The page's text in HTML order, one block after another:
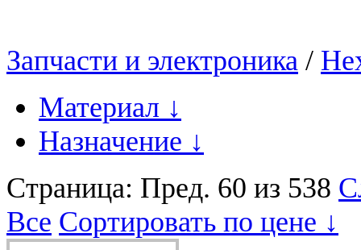
Запчасти и электроника /
Материал ↓
Назначение ↓
Страница: Пред. 60 из 538
Все Сортировать по цене ↓